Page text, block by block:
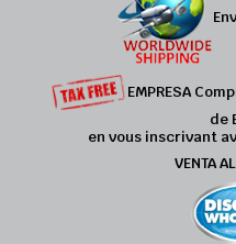
EMPRESA
de
en vous inscrivant
VENTA